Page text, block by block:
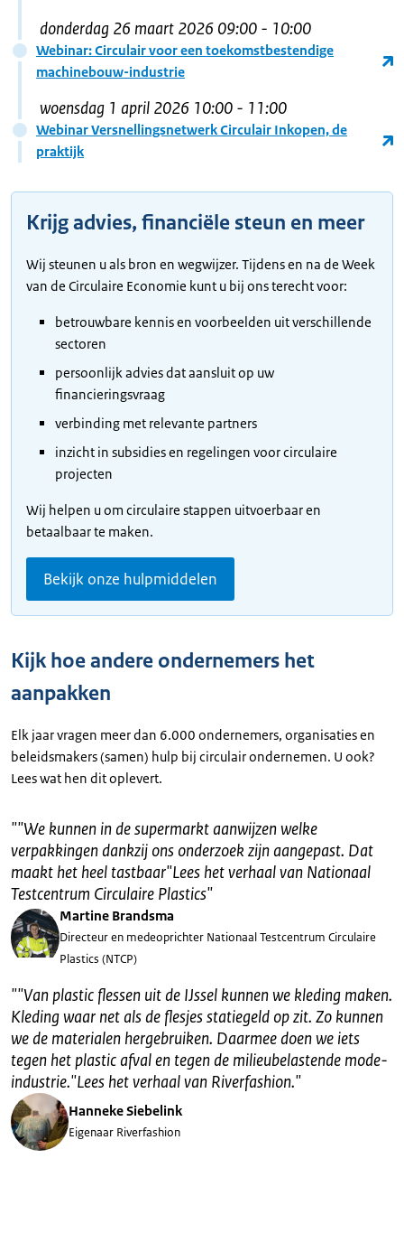
donderdag 26 maart 2026 09:00 - 10:00
Webinar: Circulair voor een toekomstbestendige
machinebouw-industrie
woensdag 1 april 2026 10:00 - 11:00
Webinar Versnellingsnetwerk Circulair Inkopen, de
praktijk
Krijg advies, financiële steun en meer
Wij steunen u als bron en wegwijzer. Tijdens en na de Week
van de Circulaire Economie kunt u bij ons terecht voor:
betrouwbare kennis en voorbeelden uit verschillende
sectoren
persoonlijk advies dat aansluit op uw
financieringsvraag
verbinding met relevante partners
inzicht in subsidies en regelingen voor circulaire
projecten
Wij helpen u om circulaire stappen uitvoerbaar en
betaalbaar te maken.
Bekijk onze hulpmiddelen
Kijk hoe andere ondernemers het
aanpakken
Elk jaar vragen meer dan 6.000 ondernemers, organisaties en
beleidsmakers (samen) hulp bij circulair ondernemen. U ook?
Lees wat hen dit oplevert.
""We kunnen in de supermarkt aanwijzen welke
verpakkingen dankzij ons onderzoek zijn aangepast. Dat
maakt het heel tastbaar"Lees het verhaal van Nationaal
Testcentrum Circulaire Plastics"
Martine Brandsma
Directeur en medeoprichter Nationaal Testcentrum Circulaire
Plastics (NTCP)
""Van plastic flessen uit de IJssel kunnen we kleding maken.
Kleding waar net als de flesjes statiegeld op zit. Zo kunnen
we de materialen hergebruiken. Daarmee doen we iets
tegen het plastic afval en tegen de milieubelastende mode-
industrie."Lees het verhaal van Riverfashion."
Hanneke Siebelink
Eigenaar Riverfashion